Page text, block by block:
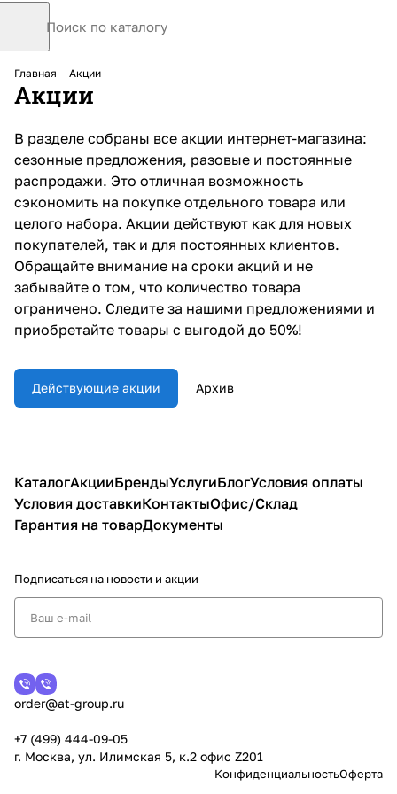
Главная Акции
Акции
В разделе собраны все акции интернет-магазина:
сезонные предложения, разовые и постоянные
распродажи. Это отличная возможность
сэкономить на покупке отдельного товара или
целого набора. Акции действуют как для новых
покупателей, так и для постоянных клиентов.
Обращайте внимание на сроки акций и не
забывайте о том, что количество товара
ограничено. Следите за нашими предложениями и
приобретайте товары с выгодой до 50%!
Действующие акции Архив
КаталогАкцииБрендыУслугиБлогУсловия оплаты
Условия доставкиКонтактыОфис/Склад
Гарантия на товарДокументы
Подписаться на новости и акции
order@at-group.ru
+7 (499) 444-09-05
г. Москва, ул. Илимская 5, к.2 офис Z201
КонфиденциальностьОферта